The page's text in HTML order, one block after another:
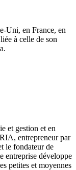
Uni, en France, en
à celle de son
et gestion et en
entrepreneur par
le fondateur de
développe
petites et moyennes